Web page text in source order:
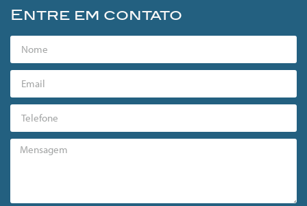
Entre em contato